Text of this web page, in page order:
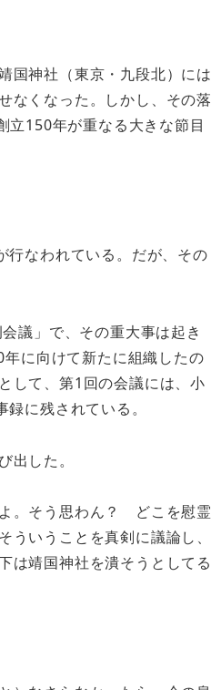
国神社（東京・九段北）には
なくなった。しかし、その落
立150年が重なる大きな節目
なわれている。だが、その
議」で、その重大事は起き
に向けて新たに組織したの
して、第1回の会議には、小
に残されている。
した。
。そう思わん？ どこを慰霊
いうことを真剣に議論し、
は靖国神社を潰そうとしてる